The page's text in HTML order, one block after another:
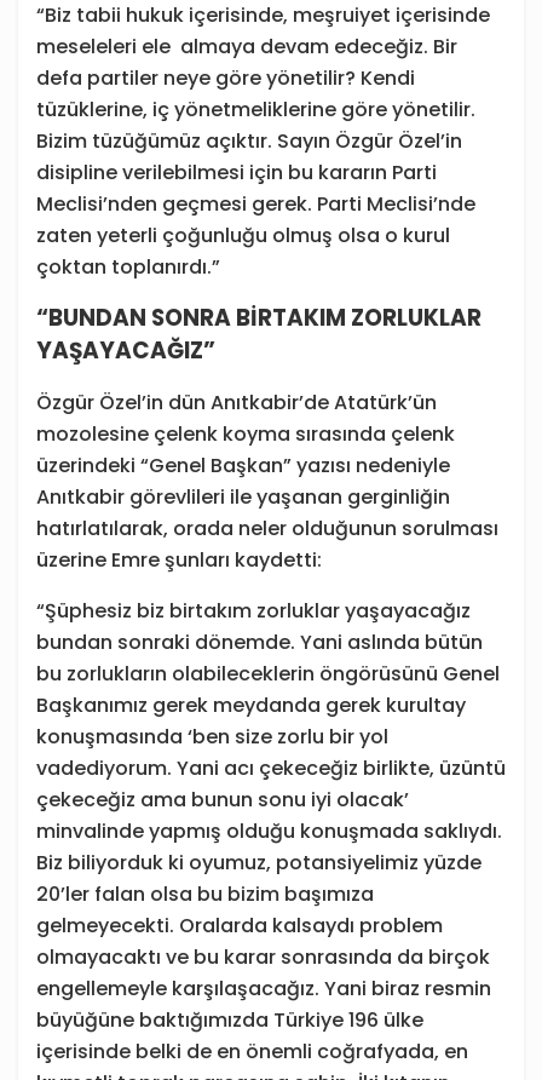
“Biz tabii hukuk içerisinde, meşruiyet içerisinde
meseleleri ele almaya devam edeceğiz. Bir
defa partiler neye göre yönetilir? Kendi
tüzüklerine, iç yönetmeliklerine göre yönetilir.
Bizim tüzüğümüz açıktır. Sayın Özgür Özel’in
disipline verilebilmesi için bu kararın Parti
Meclisi’nden geçmesi gerek. Parti Meclisi’nde
zaten yeterli çoğunluğu olmuş olsa o kurul
çoktan toplanırdı.”
“BUNDAN SONRA BİRTAKIM ZORLUKLAR
YAŞAYACAĞIZ”
Özgür Özel’in dün Anıtkabir’de Atatürk’ün
mozolesine çelenk koyma sırasında çelenk
üzerindeki “Genel Başkan” yazısı nedeniyle
Anıtkabir görevlileri ile yaşanan gerginliğin
hatırlatılarak, orada neler olduğunun sorulması
üzerine Emre şunları kaydetti:
“Şüphesiz biz birtakım zorluklar yaşayacağız
bundan sonraki dönemde. Yani aslında bütün
bu zorlukların olabileceklerin öngörüsünü Genel
Başkanımız gerek meydanda gerek kurultay
konuşmasında ‘ben size zorlu bir yol
vadediyorum. Yani acı çekeceğiz birlikte, üzüntü
çekeceğiz ama bunun sonu iyi olacak’
minvalinde yapmış olduğu konuşmada saklıydı.
Biz biliyorduk ki oyumuz, potansiyelimiz yüzde
20’ler falan olsa bu bizim başımıza
gelmeyecekti. Oralarda kalsaydı problem
olmayacaktı ve bu karar sonrasında da birçok
engellemeyle karşılaşacağız. Yani biraz resmin
büyüğüne baktığımızda Türkiye 196 ülke
içerisinde belki de en önemli coğrafyada, en